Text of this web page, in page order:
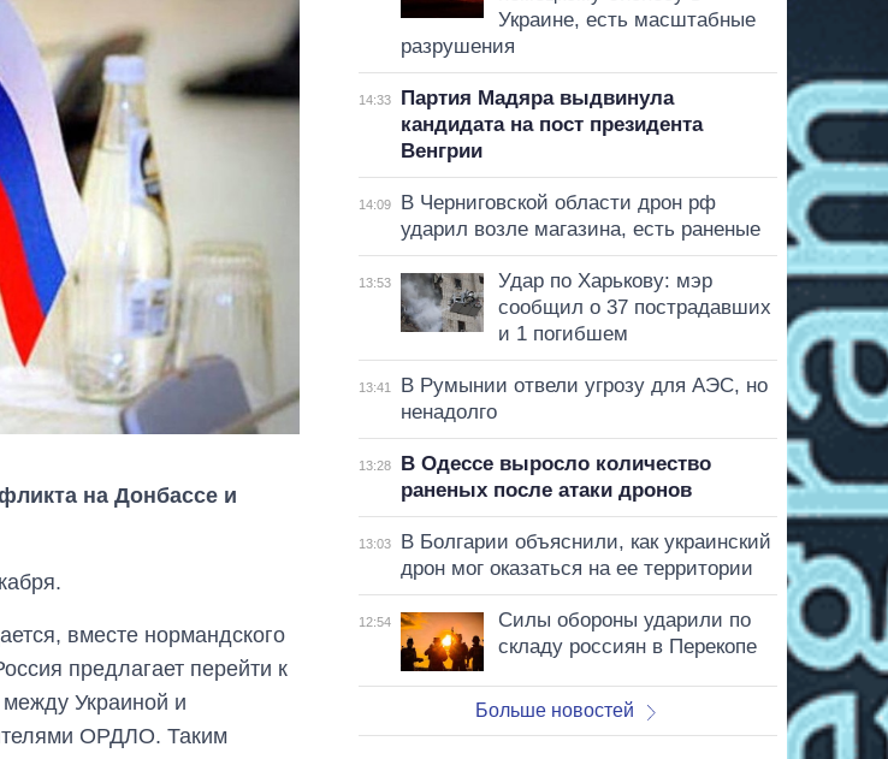
на Донбассе и
вместе нормандского
предлагает перейти к
между Украиной и
ОРДЛО. Таким
Украине, есть масштабные
разрушения
14:33
Партия Мадяра выдвинула
кандидата на пост президента
Венгрии
14:09
В Черниговской области дрон рф
ударил возле магазина, есть раненые
13:53
Удар по Харькову: мэр
сообщил о 37 пострадавших
и 1 погибшем
13:41
В Румынии отвели угрозу для АЭС, но
ненадолго
13:28
В Одессе выросло количество
раненых после атаки дронов
13:03
В Болгарии объяснили, как украинский
дрон мог оказаться на ее территории
12:54
Силы обороны ударили по
складу россиян в Перекопе
Больше новостей